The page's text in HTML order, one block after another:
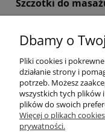
Szczotki do
Szukasz skutecznego
Nasze szczotki są
zaprojektowane z
rodzajom włosia i
w pełni się zrelaksować
szczotki są łatwe w
mokro, w zależności od
swoją szczotkę do
Dbamy o
Pliki cookies i
działanie strony i
potrzeb. Możesz
wszystkich tych plików
plików do swoich
Więcej o plikach
prywatności.